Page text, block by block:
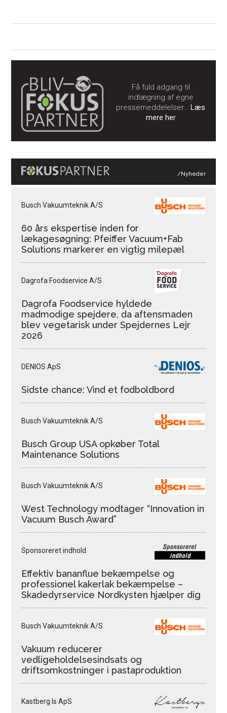
Få fuld adgang til
indlægning af egne
pressemeddelelser…Læs
mere her
/Nyheder
Busch Vakuumteknik A/S
60 års ekspertise inden for
lækagesøgning: Pfeiffer Vacuum+Fab
Solutions markerer en vigtig milepæl
Dagrofa Foodservice A/S
Dagrofa Foodservice hyldede
madmodige spejdere, da aftensmaden
blev vegetarisk under Spejdernes Lejr
2026
DENIOS ApS
Sidste chance: Vind et fodboldbord
Busch Vakuumteknik A/S
Busch Group USA opkøber Total
Maintenance Solutions
Busch Vakuumteknik A/S
West Technology modtager “Innovation in
Vacuum Busch Award”
Sponsoreret indhold
Effektiv bananflue bekæmpelse og
professionel kakerlak bekæmpelse –
Skadedyrservice Nordkysten hjælper dig
Busch Vakuumteknik A/S
Vakuum reducerer
vedligeholdelsesindsats og
driftsomkostninger i pastaproduktion
Kastberg Is ApS